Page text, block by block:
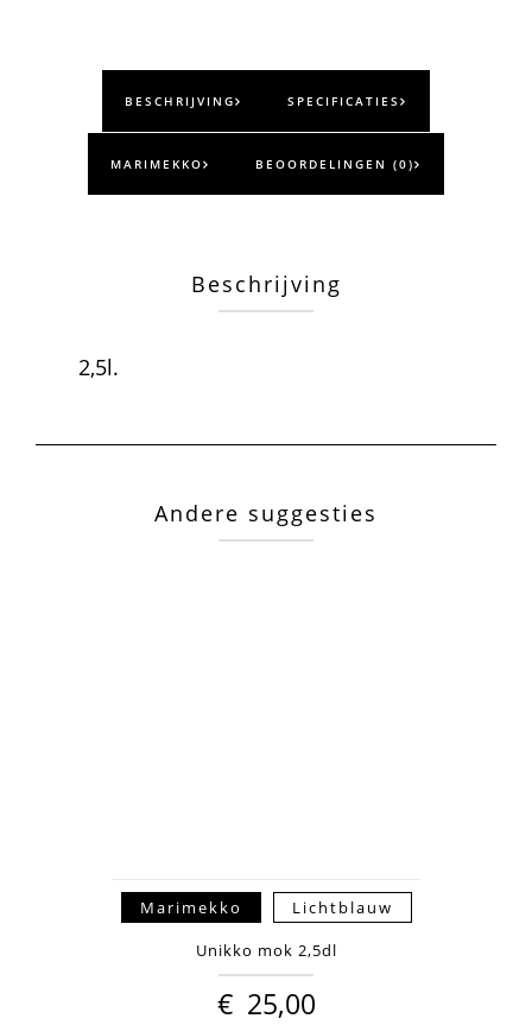
BESCHRIJVING SPECIFICATIES
MARIMEKKO BEOORDELINGEN (0)
Beschrijving
2,5l.
Andere suggesties
Marimekko Lichtblauw
Unikko mok 2,5dl
€ 25,00